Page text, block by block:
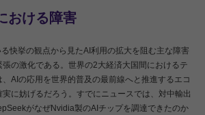
おける障害
快挙の観点から見たAI利用の拡大を阻む主な障害
の激化である。世界の2大経済大国間におけるテ
AIの応用を世界的普及の最前線へと推進するエコ
に妨げるだろう。すでにニュースでは、対中輸出
がなぜNvidia製のAIチップを調達できたのか